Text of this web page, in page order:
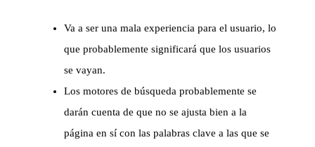
Va a ser una mala experiencia para el usuario, lo
que probablemente significará que los usuarios
se vayan.
Los motores de búsqueda probablemente se
darán cuenta de que no se ajusta bien a la
página en sí con las palabras clave a las que se